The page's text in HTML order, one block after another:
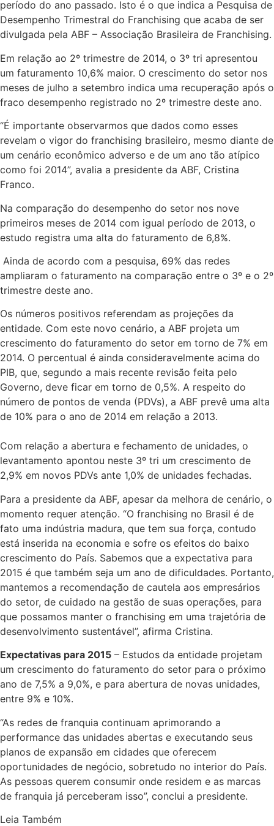
período do ano passado. Isto é o que indica a Pesquisa de
Desempenho Trimestral do Franchising que acaba de ser
divulgada pela ABF – Associação Brasileira de Franchising.
Em relação ao 2º trimestre de 2014, o 3º tri apresentou
um faturamento 10,6% maior. O crescimento do setor nos
meses de julho a setembro indica uma recuperação após o
fraco desempenho registrado no 2º trimestre deste ano.
“É importante observarmos que dados como esses
revelam o vigor do franchising brasileiro, mesmo diante de
um cenário econômico adverso e de um ano tão atípico
como foi 2014”, avalia a presidente da ABF, Cristina
Franco.
Na comparação do desempenho do setor nos nove
primeiros meses de 2014 com igual período de 2013, o
estudo registra uma alta do faturamento de 6,8%.
Ainda de acordo com a pesquisa, 69% das redes
ampliaram o faturamento na comparação entre o 3º e o 2º
trimestre deste ano.
Os números positivos referendam as projeções da
entidade. Com este novo cenário, a ABF projeta um
crescimento do faturamento do setor em torno de 7% em
2014. O percentual é ainda consideravelmente acima do
PIB, que, segundo a mais recente revisão feita pelo
Governo, deve ficar em torno de 0,5%. A respeito do
número de pontos de venda (PDVs), a ABF prevê uma alta
de 10% para o ano de 2014 em relação a 2013.
Com relação a abertura e fechamento de unidades, o
levantamento apontou neste 3º tri um crescimento de
2,9% em novos PDVs ante 1,0% de unidades fechadas.
Para a presidente da ABF, apesar da melhora de cenário, o
momento requer atenção. “O franchising no Brasil é de
fato uma indústria madura, que tem sua força, contudo
está inserida na economia e sofre os efeitos do baixo
crescimento do País. Sabemos que a expectativa para
2015 é que também seja um ano de dificuldades. Portanto,
mantemos a recomendação de cautela aos empresários
do setor, de cuidado na gestão de suas operações, para
que possamos manter o franchising em uma trajetória de
desenvolvimento sustentável”, afirma Cristina.
Expectativas para 2015 – Estudos da entidade projetam
um crescimento do faturamento do setor para o próximo
ano de 7,5% a 9,0%, e para abertura de novas unidades,
entre 9% e 10%.
“As redes de franquia continuam aprimorando a
performance das unidades abertas e executando seus
planos de expansão em cidades que oferecem
oportunidades de negócio, sobretudo no interior do País.
As pessoas querem consumir onde residem e as marcas
de franquia já perceberam isso”, conclui a presidente.
Leia Também